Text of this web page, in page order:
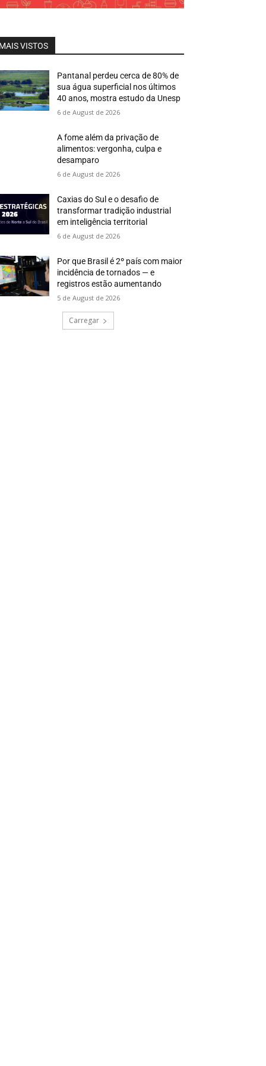
VISTOS
Pantanal perdeu cerca de 80% de
sua água superficial nos últimos
40 anos, mostra estudo da Unesp
6 de August de 2026
A fome além da privação de
alimentos: vergonha, culpa e
desamparo
6 de August de 2026
Caxias do Sul e o desafio de
transformar tradição industrial
em inteligência territorial
6 de August de 2026
Por que Brasil é 2º país com maior
incidência de tornados — e
registros estão aumentando
5 de August de 2026
Carregar